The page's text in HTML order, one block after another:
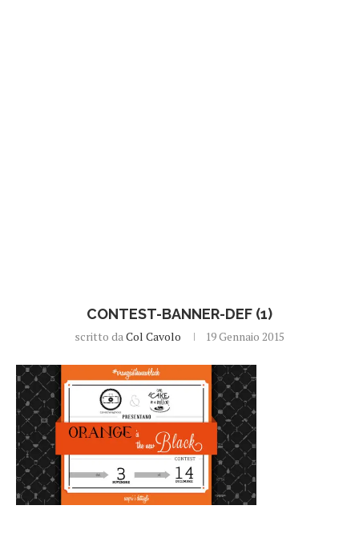
CONTEST-BANNER-DEF (1)
scritto daCol Cavolo 19 Gennaio 2015